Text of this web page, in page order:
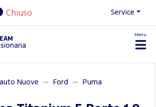
Chiuso Service
Menu
Nuove Ford Puma